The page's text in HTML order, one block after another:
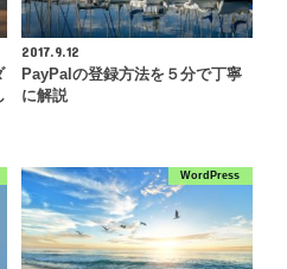
2017.9.12
PayPalの登録方法を５分で丁寧
に解説
WordPress